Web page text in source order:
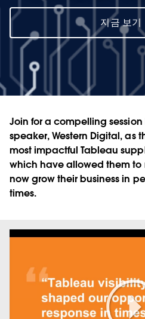
지금 보기
Join for a compelling
speaker, Western Digital, as
most impactful Tableau
which have allowed them
now grow their business in
times.